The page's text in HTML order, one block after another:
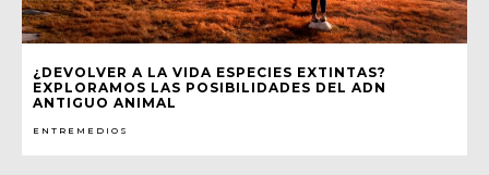
¿DEVOLVER A LA VIDA ESPECIES EXTINTAS?
EXPLORAMOS LAS POSIBILIDADES DEL ADN
ANTIGUO ANIMAL
ENTREMEDIOS